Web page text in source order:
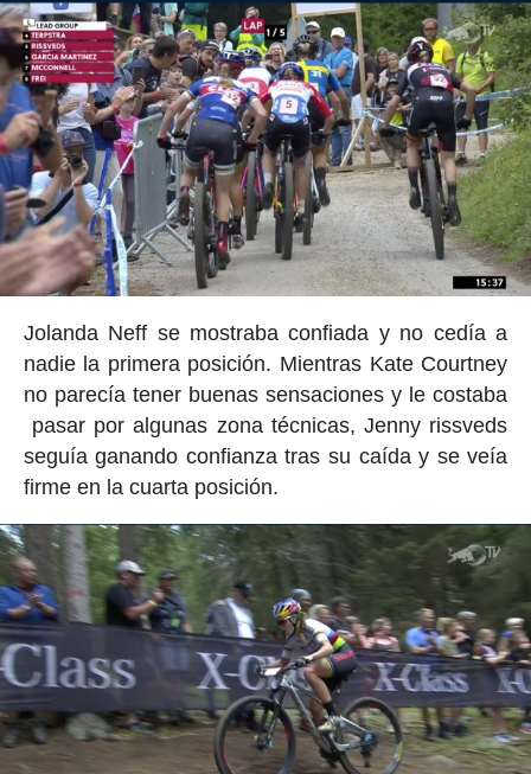
Jolanda Neff se mostraba confiada y no cedía a
nadie la primera posición. Mientras Kate Courtney
no parecía tener buenas sensaciones y le costaba
pasar por algunas zona técnicas, Jenny rissveds
seguía ganando confianza tras su caída y se veía
firme en la cuarta posición.